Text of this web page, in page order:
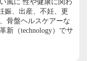
風に 性や健康に関わ
娠、出産、不妊、更
骨盤ヘルスケアーな
新（technology）でサ